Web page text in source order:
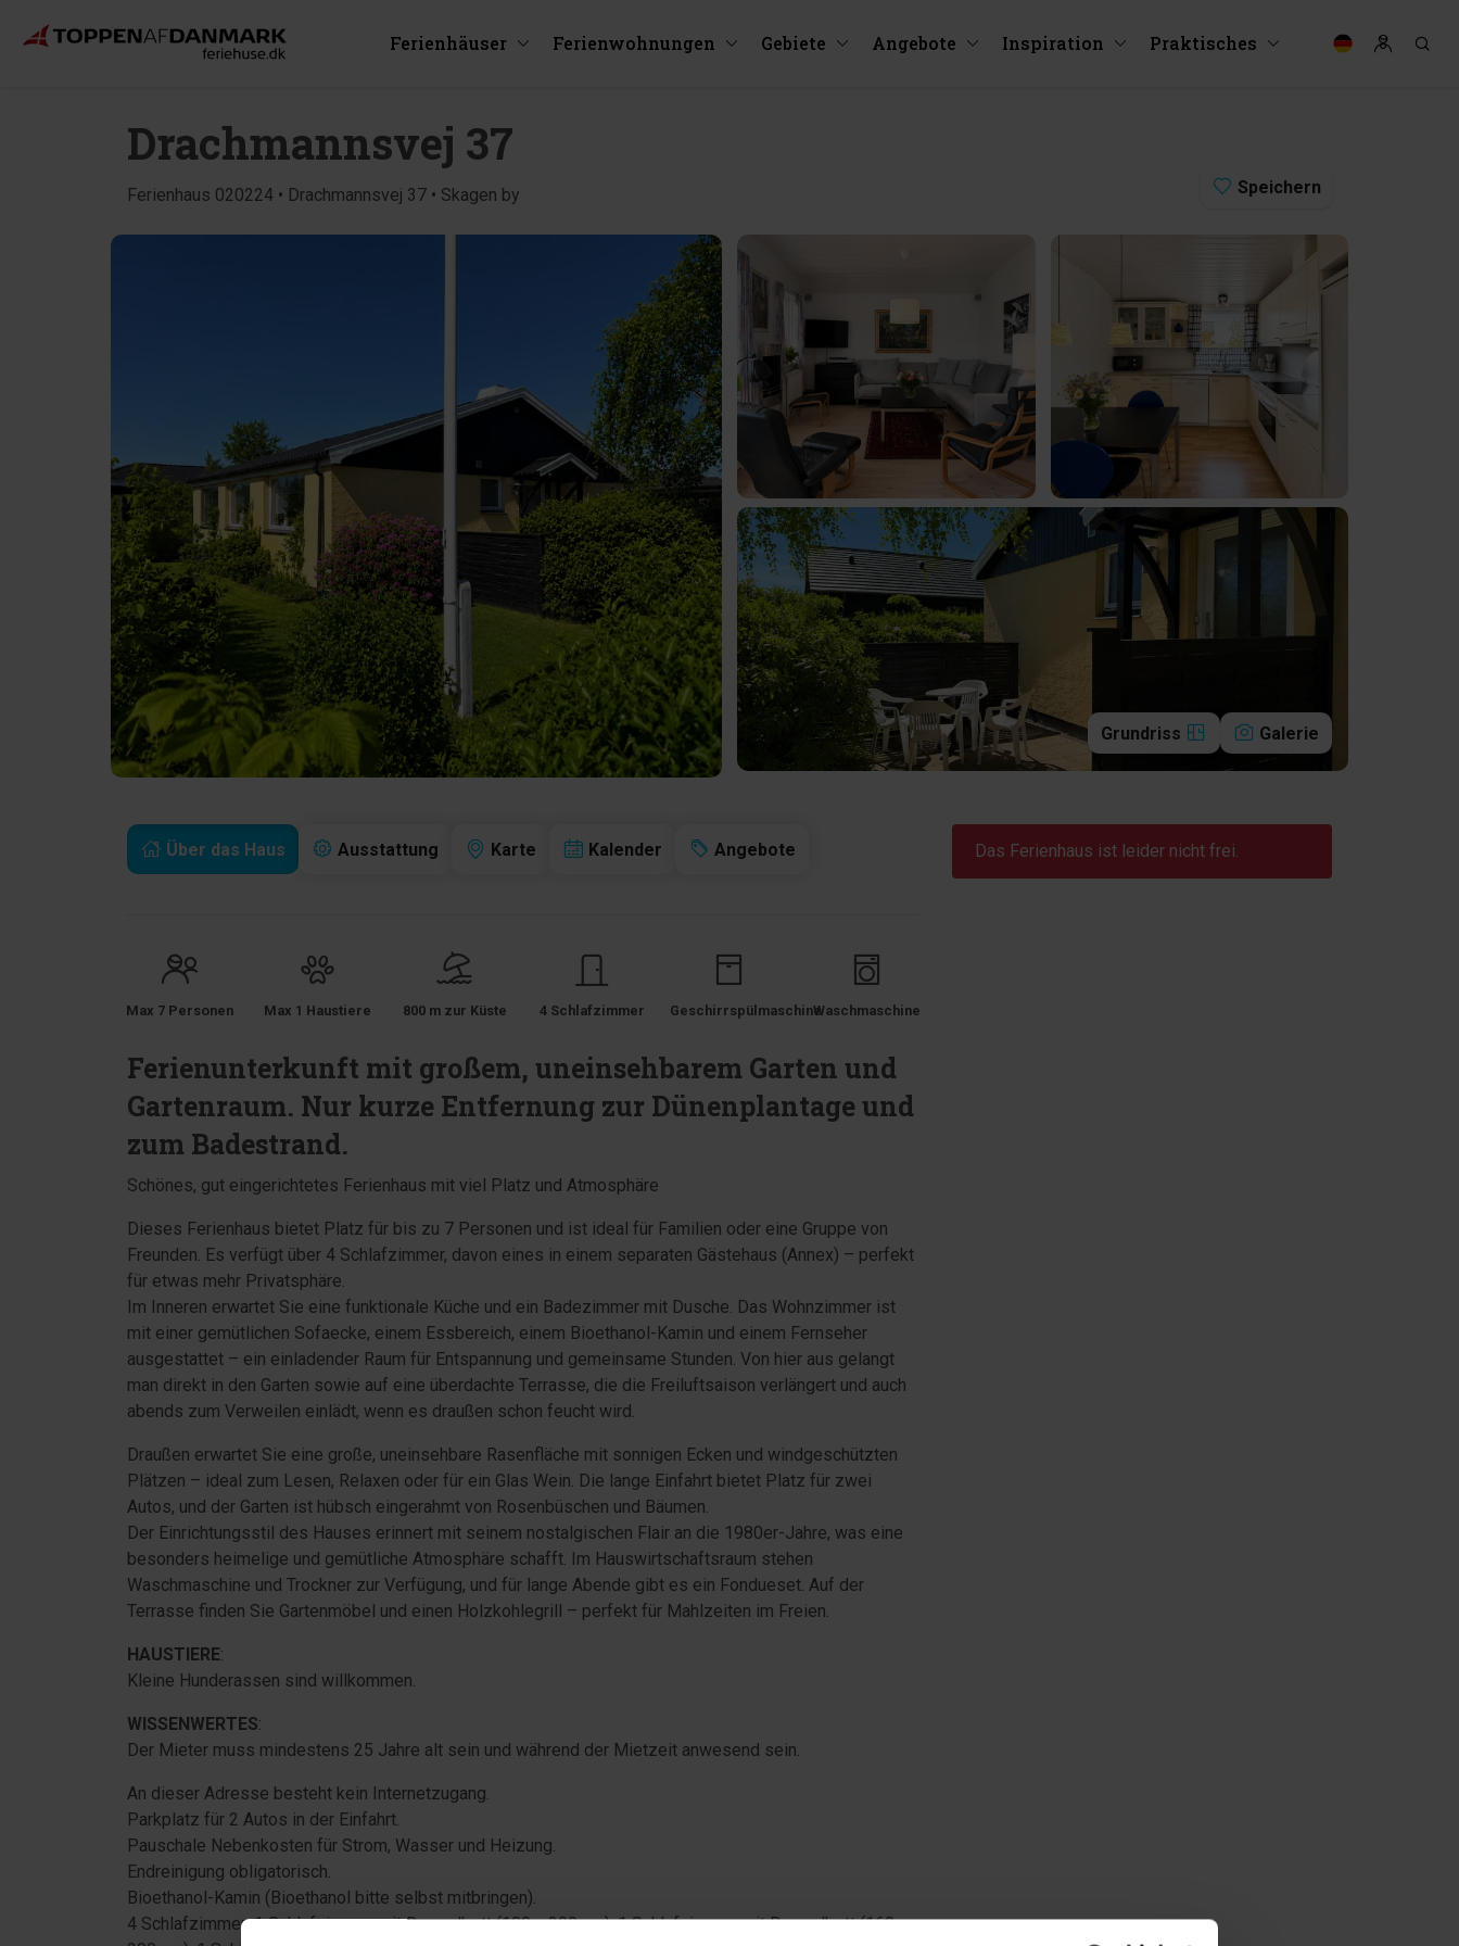
Ferienhäuser Ferienwohnungen Gebiete Angebote Inspiration Praktisches
Drachmannsvej 37
Ferienhaus 020224 • Drachmannsvej 37 • Skagen by Speichern
Grundriss Galerie
Über das Haus Ausstattung Karte Kalender Angebote
Max 7 Personen Max 1 Haustiere 800 m zur Küste 4 Schlafzimmer GeschirrspülmaschineWaschmaschine
Ferienunterkunft mit großem, uneinsehbarem Garten und
Gartenraum. Nur kurze Entfernung zur Dünenplantage und
zum Badestrand.
Schönes, gut eingerichtetes Ferienhaus mit viel Platz und Atmosphäre
Dieses Ferienhaus bietet Platz für bis zu 7 Personen und ist ideal für Familien oder eine Gruppe von
Freunden. Es verfügt über 4 Schlafzimmer, davon eines in einem separaten Gästehaus (Annex) – perfekt
für etwas mehr Privatsphäre.
Im Inneren erwartet Sie eine funktionale Küche und ein Badezimmer mit Dusche. Das Wohnzimmer ist
mit einer gemütlichen Sofaecke, einem Essbereich, einem Bioethanol-Kamin und einem Fernseher
ausgestattet – ein einladender Raum für Entspannung und gemeinsame Stunden. Von hier aus gelangt
man direkt in den Garten sowie auf eine überdachte Terrasse, die die Freiluftsaison verlängert und auch
abends zum Verweilen einlädt, wenn es draußen schon feucht wird.
Draußen erwartet Sie eine große, uneinsehbare Rasenfläche mit sonnigen Ecken und windgeschützten
Plätzen – ideal zum Lesen, Relaxen oder für ein Glas Wein. Die lange Einfahrt bietet Platz für zwei
Autos, und der Garten ist hübsch eingerahmt von Rosenbüschen und Bäumen.
Der Einrichtungsstil des Hauses erinnert mit seinem nostalgischen Flair an die 1980er-Jahre, was eine
besonders heimelige und gemütliche Atmosphäre schafft. Im Hauswirtschaftsraum stehen
Waschmaschine und Trockner zur Verfügung, und für lange Abende gibt es ein Fondueset. Auf der
Terrasse finden Sie Gartenmöbel und einen Holzkohlegrill – perfekt für Mahlzeiten im Freien.
HAUSTIERE:
Kleine Hunderassen sind willkommen.
WISSENWERTES:
Der Mieter muss mindestens 25 Jahre alt sein und während der Mietzeit anwesend sein.
An dieser Adresse besteht kein Internetzugang.
Parkplatz für 2 Autos in der Einfahrt.
Pauschale Nebenkosten für Strom, Wasser und Heizung.
Endreinigung obligatorisch.
Bioethanol-Kamin (Bioethanol bitte selbst mitbringen).
4 Schlafzimmer: 1 Schlafzimmer mit Doppelbett (180 x 200 cm), 1 Schlafzimmer mit Doppelbett (160 x
Das Ferienhaus ist leider nicht frei.